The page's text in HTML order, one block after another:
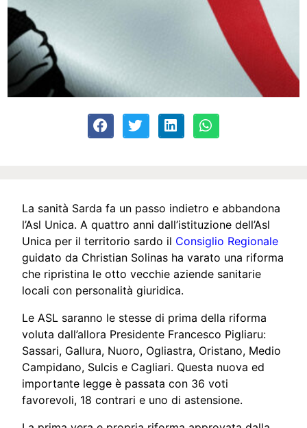
La sanità Sarda fa un passo indietro e abbandona
l’Asl Unica. A quattro anni dall’istituzione dell’Asl
Unica per il territorio sardo il Consiglio Regionale
guidato da Christian Solinas ha varato una riforma
che ripristina le otto vecchie aziende sanitarie
locali con personalità giuridica.
Le ASL saranno le stesse di prima della riforma
voluta dall’allora Presidente Francesco Pigliaru:
Sassari, Gallura, Nuoro, Ogliastra, Oristano, Medio
Campidano, Sulcis e Cagliari. Questa nuova ed
importante legge è passata con 36 voti
favorevoli, 18 contrari e uno di astensione.